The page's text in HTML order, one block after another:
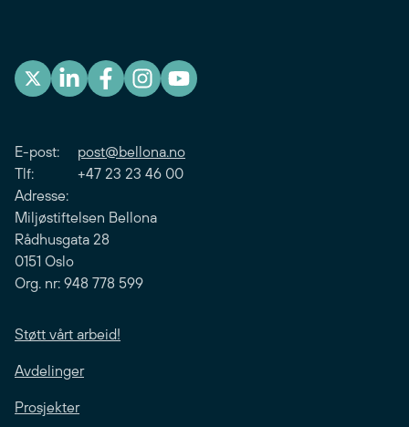
E-post: post@bellona.no
Tlf: +47 23 23 46 00
Adresse:
Miljøstiftelsen Bellona
Rådhusgata 28
0151 Oslo
Org. nr: 948 778 599
Støtt vårt arbeid!
Avdelinger
Prosjekter